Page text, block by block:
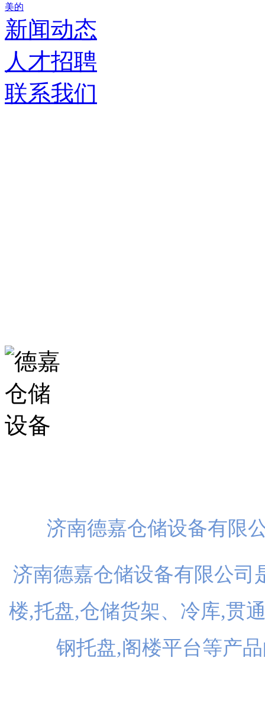
美的
新闻动态
人才招聘
联系我们
济南德嘉仓储设备有
济南德嘉仓储设备有限公司
楼,托盘,仓储货架、冷库,贯
钢托盘,阁楼平台等产